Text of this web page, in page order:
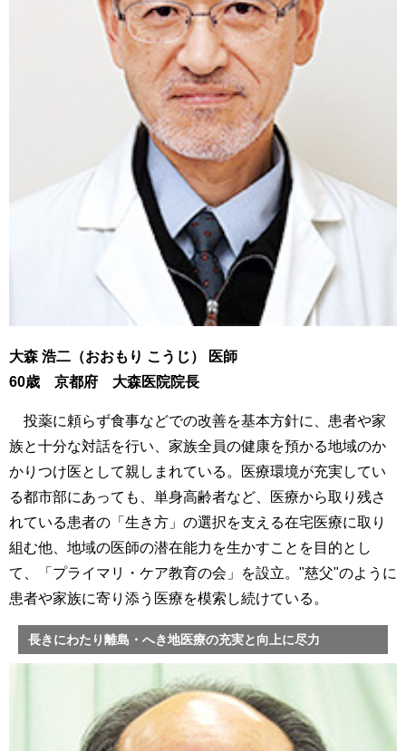
大森 浩二（おおもり こうじ） 医師
60歳 京都府 大森医院院長
投薬に頼らず食事などでの改善を基本方針に、患者や家
族と十分な対話を行い、家族全員の健康を預かる地域のか
かりつけ医として親しまれている。医療環境が充実してい
る都市部にあっても、単身高齢者など、医療から取り残さ
れている患者の「生き方」の選択を支える在宅医療に取り
組む他、地域の医師の潜在能力を生かすことを目的とし
て、「プライマリ・ケア教育の会」を設立。"慈父"のように
患者や家族に寄り添う医療を模索し続けている。
長きにわたり離島・へき地医療の充実と向上に尽力